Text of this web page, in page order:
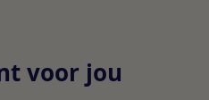
voor jou